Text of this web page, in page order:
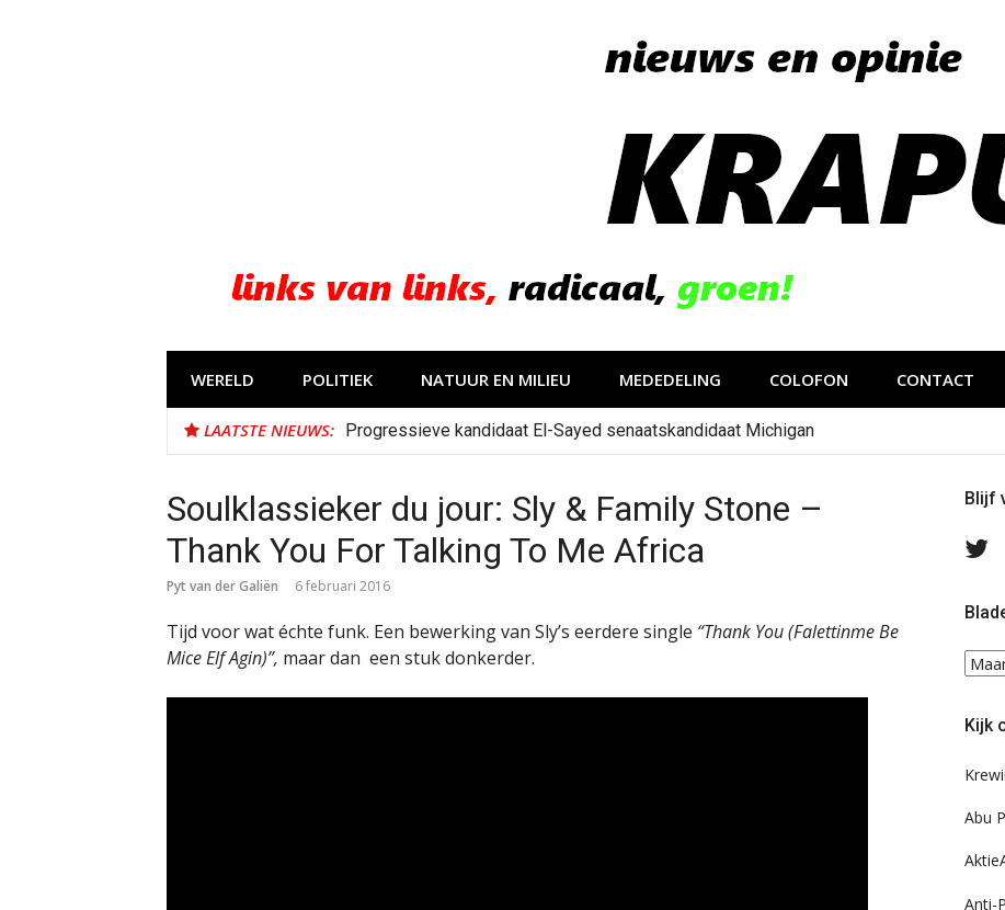
WERELD POLITIEK NATUUR EN MILIEU MEDEDELING COLOFON CONTACT
LAATSTE NIEUWS: Progressieve kandidaat El-Sayed senaatskandidaat Michigan
Soulklassieker du jour: Sly & Family Stone –
Thank You For Talking To Me Africa
Pyt van der Galiën 6 februari 2016
Tijd voor wat échte funk. Een bewerking van Sly’s eerdere single “Thank You (Falettinme Be
Mice Elf Agin)”, maar dan een stuk donkerder.
Blijf
eens
ons
Kijk
Abu
Anti-